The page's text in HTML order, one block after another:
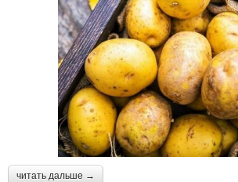
читать дальше →